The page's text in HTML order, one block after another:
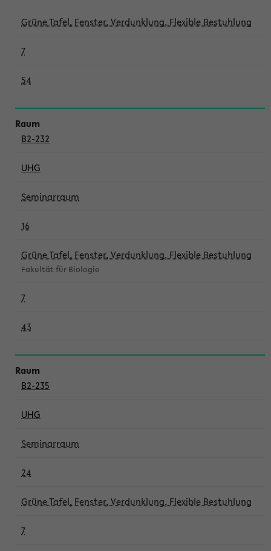
Grüne Tafel, Fenster, Verdunklung, Flexible Bestuhlung
7
54
B2-232
UHG
Seminarraum
16
Grüne Tafel, Fenster, Verdunklung, Flexible Bestuhlung
Fakultät für Biologie
7
43
B2-235
UHG
Seminarraum
24
Grüne Tafel, Fenster, Verdunklung, Flexible Bestuhlung
7